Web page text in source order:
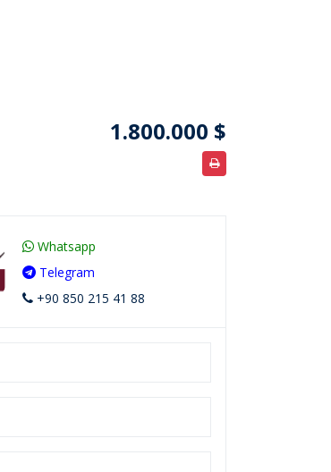
1.800.000 $
Whatsapp
Telegram
+90 850 215 41 88